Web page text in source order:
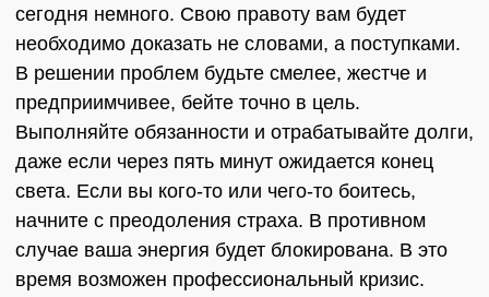
сегодня немного. Свою правоту вам будет
необходимо доказать не словами, а поступками.
В решении проблем будьте смелее, жестче и
предприимчивее, бейте точно в цель.
Выполняйте обязанности и отрабатывайте долги,
даже если через пять минут ожидается конец
света. Если вы кого-то или чего-то боитесь,
начните с преодоления страха. В противном
случае ваша энергия будет блокирована. В это
время возможен профессиональный кризис.